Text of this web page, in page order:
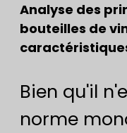
Analyse des
bouteilles de
Bien qu'il
norme